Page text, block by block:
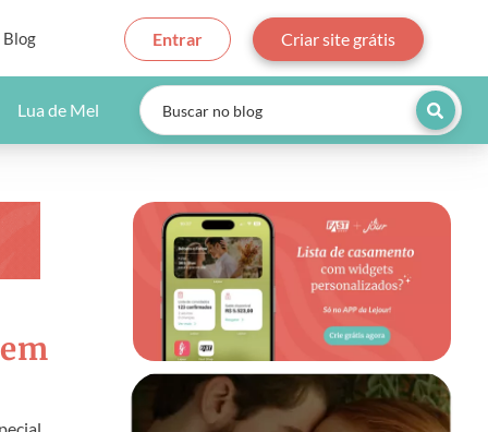
Blog Entrar Criar site grátis
Lua de Mel